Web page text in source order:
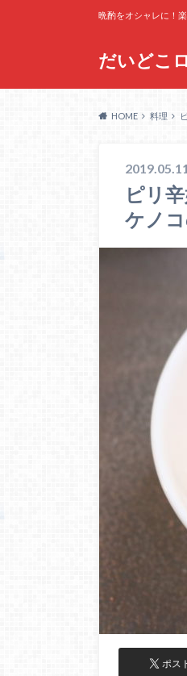
だいどこ
晩酌をオシャレに！
HOME 料理
ピリ
ケノ
ポス